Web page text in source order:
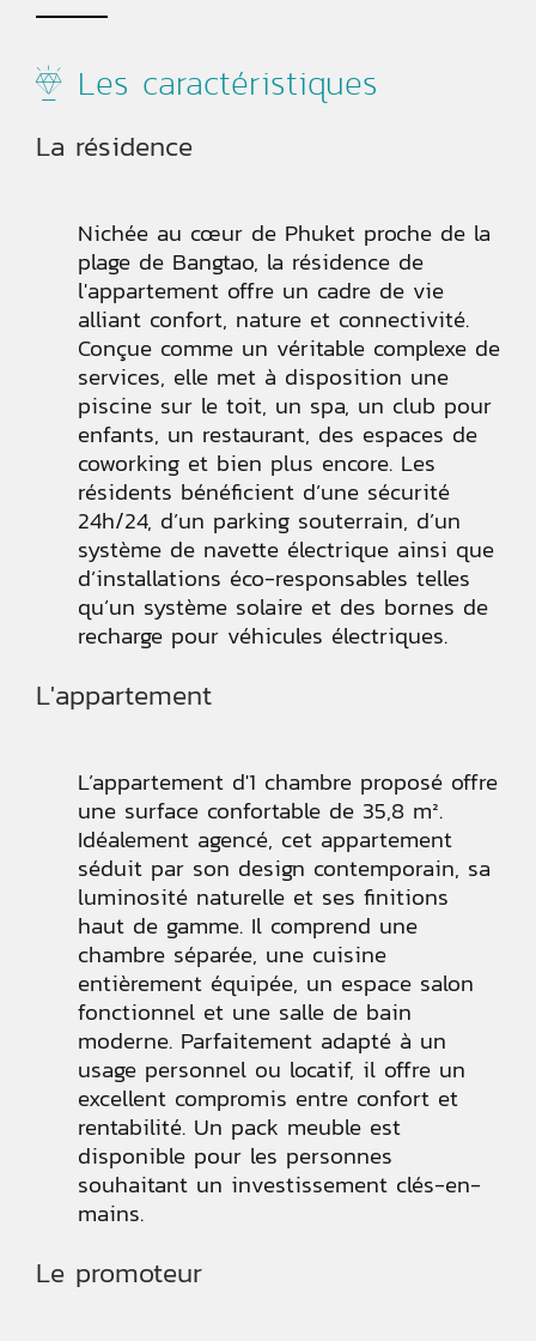
Les caractéristiques
La résidence
Nichée au cœur de Phuket proche de la
plage de Bangtao, la résidence de
l'appartement offre un cadre de vie
alliant confort, nature et connectivité.
Conçue comme un véritable complexe de
services, elle met à disposition une
piscine sur le toit, un spa, un club pour
enfants, un restaurant, des espaces de
coworking et bien plus encore. Les
résidents bénéficient d’une sécurité
24h/24, d’un parking souterrain, d’un
système de navette électrique ainsi que
d’installations éco-responsables telles
qu’un système solaire et des bornes de
recharge pour véhicules électriques.
L'appartement
L’appartement d'1 chambre proposé offre
une surface confortable de 35,8 m².
Idéalement agencé, cet appartement
séduit par son design contemporain, sa
luminosité naturelle et ses finitions
haut de gamme. Il comprend une
chambre séparée, une cuisine
entièrement équipée, un espace salon
fonctionnel et une salle de bain
moderne. Parfaitement adapté à un
usage personnel ou locatif, il offre un
excellent compromis entre confort et
rentabilité. Un pack meuble est
disponible pour les personnes
souhaitant un investissement clés-en-
mains.
Le promoteur